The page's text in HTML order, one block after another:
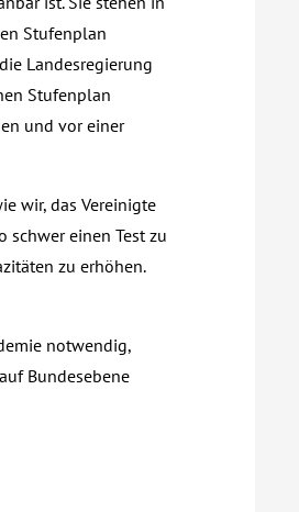
Stufenplan
Landesregierung
Stufenplan
und vor einer
wir, das Vereinigte
schwer einen Test zu
zu erhöhen.
notwendig,
Bundesebene